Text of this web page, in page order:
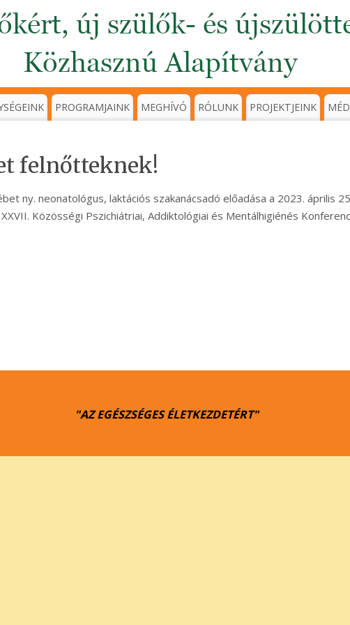
PROGRAMJAINK MEGHÍVÓ RÓLUNK PROJEKTJEINK
felnőtteknek!
ny. neonatológus, laktációs szakanácsadó előadása a 2023. április
XXVII. Közösségi Pszichiátriai, Addiktológiai és Mentálhigiénés
"AZ EGÉSZSÉGES ÉLETKEZDETÉRT"